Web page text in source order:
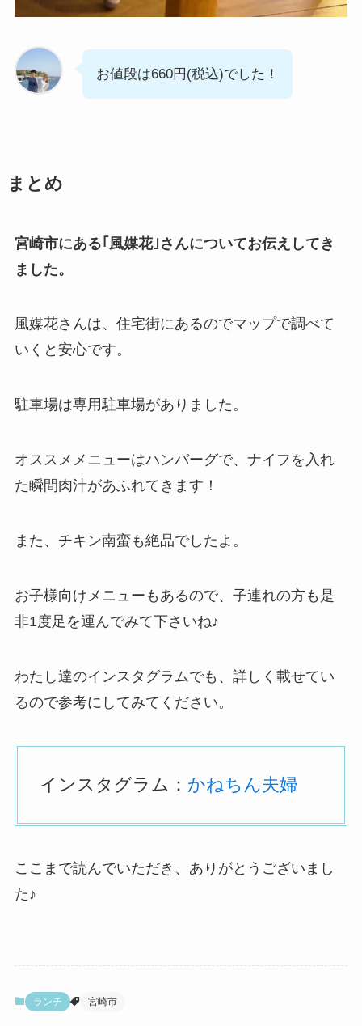
お値段は660円(税込)でした！
まとめ
宮崎市にある｢風媒花｣さんについてお伝えしてき
ました。
風媒花さんは、住宅街にあるのでマップで調べて
いくと安心です。
駐車場は専用駐車場がありました。
オススメメニューはハンバーグで、ナイフを入れ
た瞬間肉汁があふれてきます！
また、チキン南蛮も絶品でしたよ。
お子様向けメニューもあるので、子連れの方も是
非1度足を運んでみて下さいね♪
わたし達のインスタグラムでも、詳しく載せてい
るので参考にしてみてください。
インスタグラム： かねちん夫婦
ここまで読んでいただき、ありがとうございまし
た♪
ランチ 宮崎市